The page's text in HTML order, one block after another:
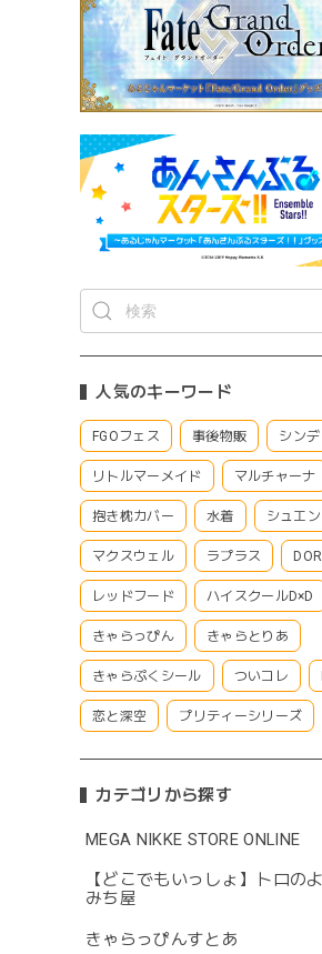
人気のキーワード
FGOフェス 事後物販 シンデ
リトルマーメイド マルチャーナ
抱き枕カバー 水着 シュエン
マクスウェル ラプラス
レッドフード ハイスクールD×D
きゃらっぴん きゃらとりあ
きゃらぷくシール ついコレ
恋と深空 プリティーシリーズ
カテゴリから探す
MEGA NIKKE STORE ONLINE
【どこでもいっしょ】トロの
みち屋
きゃらっぴんすとあ